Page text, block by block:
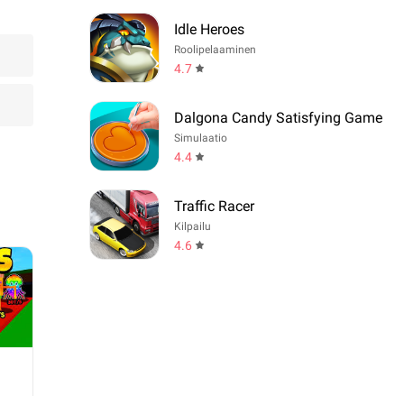
Idle Heroes
Roolipelaaminen
4.7
Dalgona Candy Satisfying Game
Simulaatio
4.4
Traffic Racer
Kilpailu
4.6